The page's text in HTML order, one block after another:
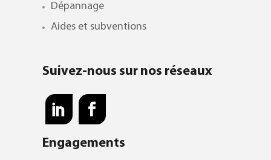
Dépannage
Aides et subventions
Suivez-nous sur nos réseaux
Engagements